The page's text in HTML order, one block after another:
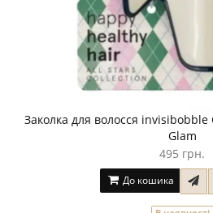
Заколка для волосся invisibobble
Glam
495 грн.
До кошика